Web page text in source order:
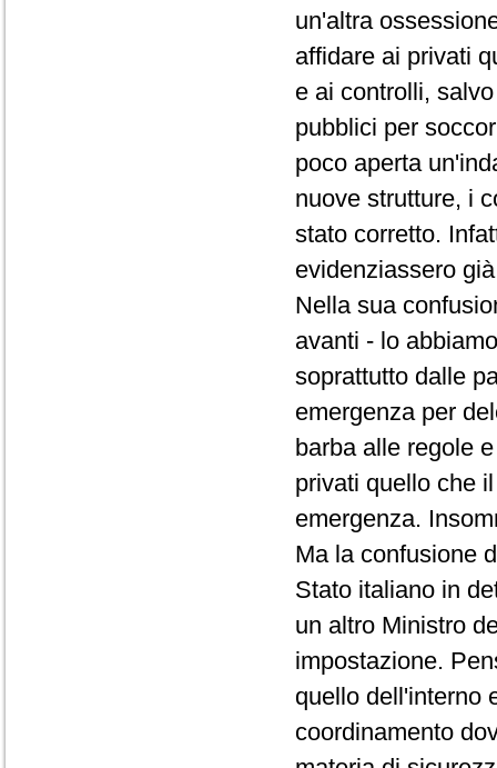
un'altra
affidare ai privati
e ai controlli,
pubblici per
poco aperta
nuove strutture, i
stato corretto.
evidenziassero
Nella sua
avanti - lo
soprattutto dalle
emergenza per
barba alle regole
privati quello che
emergenza.
Ma la confusione
Stato italiano in
un altro Ministro
impostazione.
quello dell'interno
coordinamento